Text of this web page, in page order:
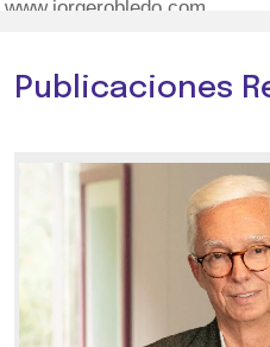
www.jorgerobledo.com
Publicaciones